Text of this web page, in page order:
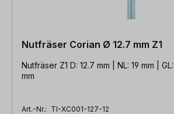
Nutfräser Corian Ø 12.7 mm Z1
Nutfräser Z1 D: 12.7 mm | NL: 19 mm |
mm
Art.-Nr.: TI-XC001-127-12